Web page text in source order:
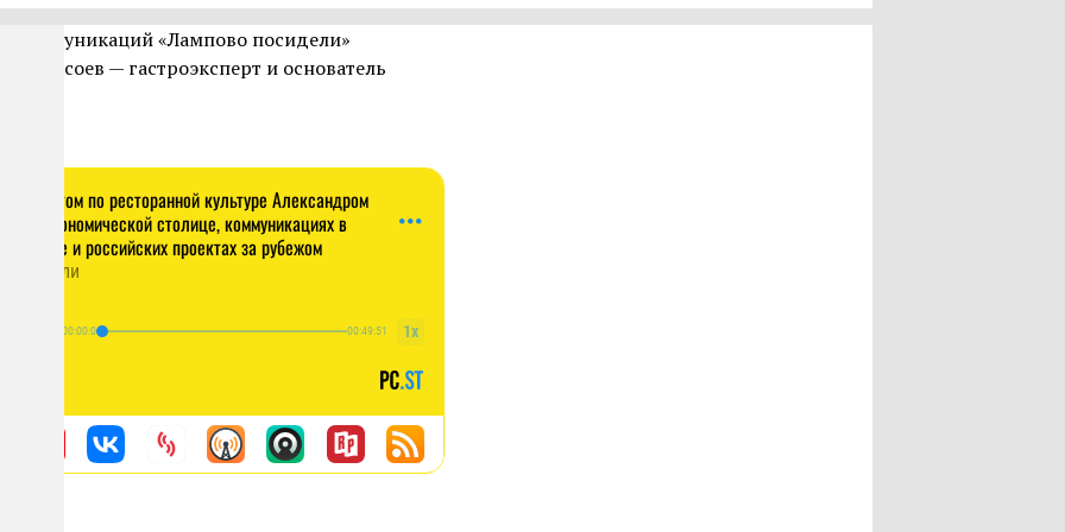
коммуникаций «Лампово посидели»
Сысоев — гастроэксперт и основатель